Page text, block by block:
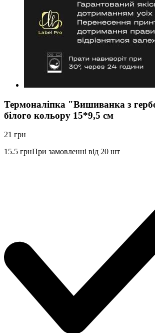
Термоналіпка "Вишиванка з
білого кольору 15*9,5 см
21 грн
15.5 грнПри замовленні від 20 шт